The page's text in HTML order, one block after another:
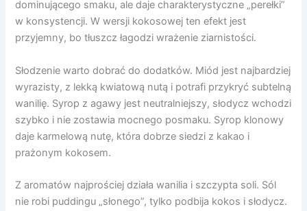
dominującego smaku, ale daje charakterystyczne „perełki”
w konsystencji. W wersji kokosowej ten efekt jest
przyjemny, bo tłuszcz łagodzi wrażenie ziarnistości.
Słodzenie warto dobrać do dodatków. Miód jest najbardziej
wyrazisty, z lekką kwiatową nutą i potrafi przykryć subtelną
wanilię. Syrop z agawy jest neutralniejszy, słodycz wchodzi
szybko i nie zostawia mocnego posmaku. Syrop klonowy
daje karmelową nutę, która dobrze siedzi z kakao i
prażonym kokosem.
Z aromatów najprościej działa wanilia i szczypta soli. Sól
nie robi puddingu „słonego”, tylko podbija kokos i słodycz.